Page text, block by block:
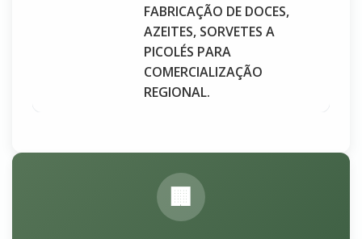
FABRICAÇÃO DE DOCES,
AZEITES, SORVETES A
PICOLÉS PARA
COMERCIALIZAÇÃO
REGIONAL.